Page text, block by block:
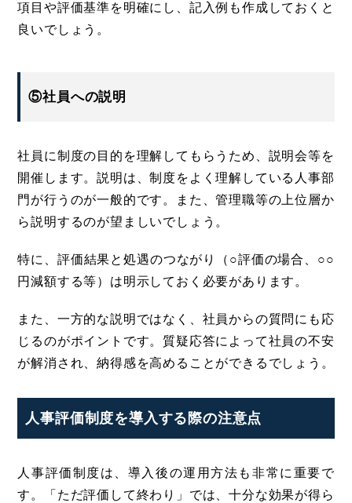
項目や評価基準を明確にし、記入例も作成しておくと
良いでしょう。
⑤社員への説明
社員に制度の目的を理解してもらうため、説明会等を
開催します。説明は、制度をよく理解している人事部
門が行うのが一般的です。また、管理職等の上位層か
ら説明するのが望ましいでしょう。
特に、評価結果と処遇のつながり（○評価の場合、○○
円減額する等）は明示しておく必要があります。
また、一方的な説明ではなく、社員からの質問にも応
じるのがポイントです。質疑応答によって社員の不安
が解消され、納得感を高めることができるでしょう。
人事評価制度を導入する際の注意点
人事評価制度は、導入後の運用方法も非常に重要で
す。「ただ評価して終わり」では、十分な効果が得ら